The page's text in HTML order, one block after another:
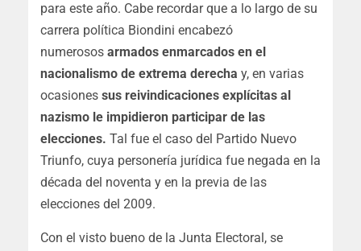
para este año. Cabe recordar que a lo largo de su
carrera política Biondini encabezó
numerosos armados enmarcados en el
nacionalismo de extrema derecha y, en varias
ocasiones sus reivindicaciones explícitas al
nazismo le impidieron participar de las
elecciones. Tal fue el caso del Partido Nuevo
Triunfo, cuya personería jurídica fue negada en la
década del noventa y en la previa de las
elecciones del 2009.
Con el visto bueno de la Junta Electoral, se